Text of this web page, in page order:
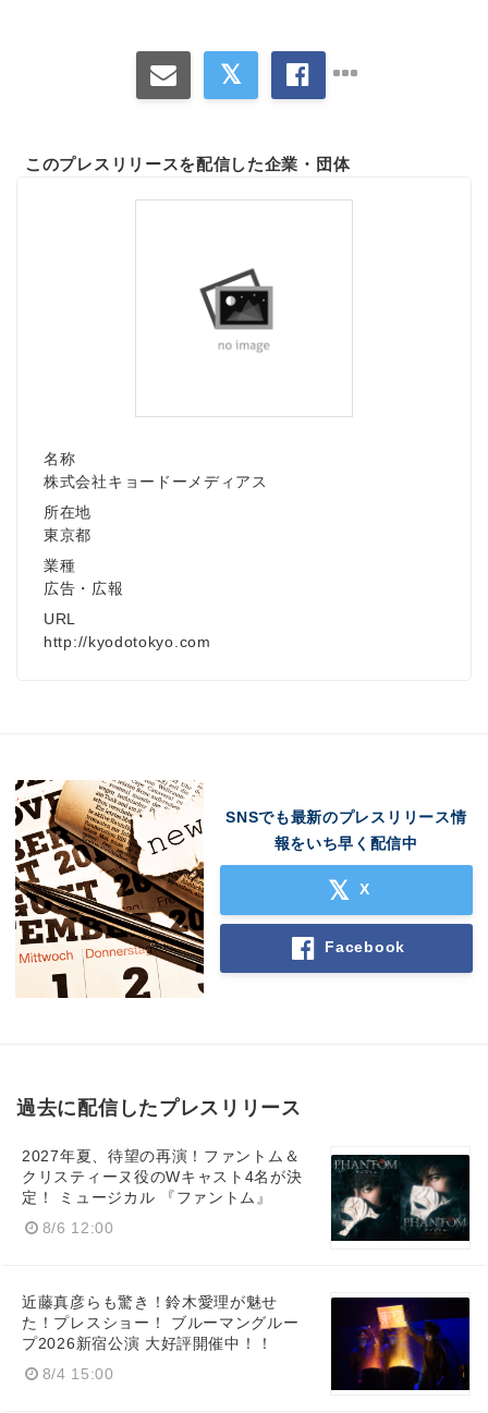
このプレスリリースを配信した企業・団体
名称
株式会社キョードーメディアス
所在地
東京都
業種
広告・広報
URL
http://kyodotokyo.com
SNSでも最新のプレスリリース情
報をいち早く配信中
X
Facebook
過去に配信したプレスリリース
2027年夏、待望の再演！ファントム＆
クリスティーヌ役のWキャスト4名が決
定！ ミュージカル 『ファントム』
8/6 12:00
近藤真彦らも驚き！鈴木愛理が魅せ
た！プレスショー！ ブルーマングルー
プ2026新宿公演 大好評開催中！！
8/4 15:00